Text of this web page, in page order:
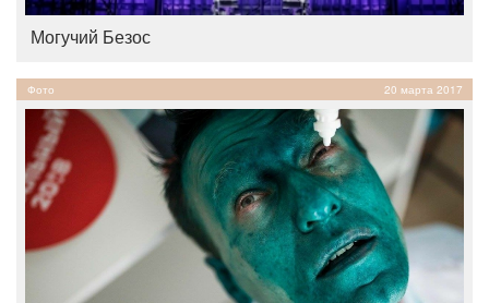
Могучий Безос
Фото 20 марта 2017